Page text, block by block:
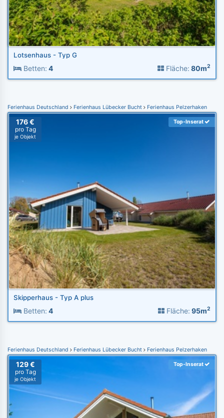
Lotsenhaus - Typ G
Betten: 4 Fläche: 80m2
Ferienhaus Deutschland Ferienhaus Lübecker Bucht Ferienhaus Pelzerhaken
176 €
pro Tag
je Objekt
Top-Inserat
Skipperhaus - Typ A plus
Betten: 4 Fläche: 95m2
Ferienhaus Deutschland Ferienhaus Lübecker Bucht Ferienhaus Pelzerhaken
129 €
pro Tag
je Objekt
Top-Inserat